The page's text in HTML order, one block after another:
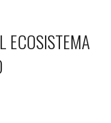
ECOSISTEMA